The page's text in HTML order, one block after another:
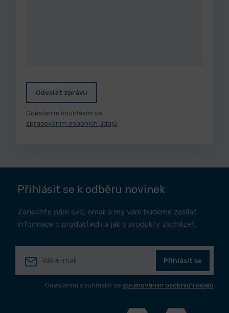
Odeslat zprávu
Odesláním souhlasím se
zpracováním osobních údajů
Přihlásit se k odběru novinek
Zanechte nám svůj email a my vám budeme zasílat
informace o produktech a jak s produkty zacházet.
Přihlásit se
Odesláním souhlasím se zpracováním osobních údajů